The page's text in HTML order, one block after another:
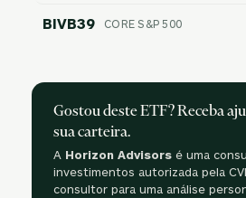
BIVB39 CORE S&P 500
Gostou deste ETF? Receba
sua carteira.
A Horizon Advisors é uma
investimentos autorizada pela
consultor para uma análise